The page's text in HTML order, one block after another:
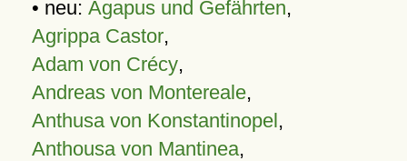
• neu: Agapus und Gefährten,
Agrippa Castor,
Adam von Crécy,
Andreas von Montereale,
Anthusa von Konstantinopel,
Anthousa von Mantinea,